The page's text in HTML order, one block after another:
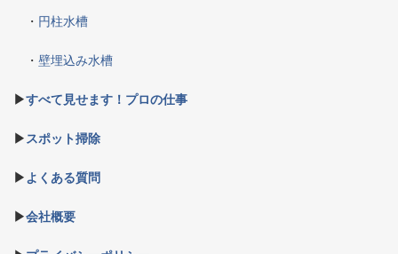
・ 円柱水槽
・ 壁埋込み水槽
▶すべて見せます！プロの仕事
▶ スポット掃除
▶ よくある質問
▶会社概要